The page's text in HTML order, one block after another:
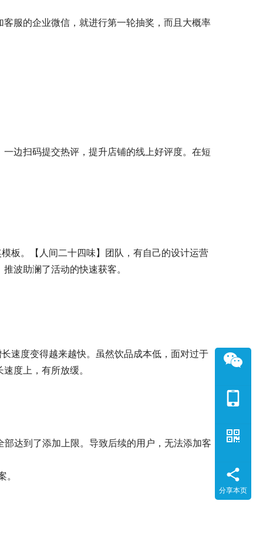
服的企业微信，就进行第一轮抽奖，而且大概率
边扫码提交热评，提升店铺的线上好评度。在短
板。【人间二十四味】团队，有自己的设计运营
波助澜了活动的快速获客。
速度变得越来越快。虽然饮品成本低，面对过于
度上，有所放缓。
达到了添加上限。导致后续的用户，无法添加客
分享本页